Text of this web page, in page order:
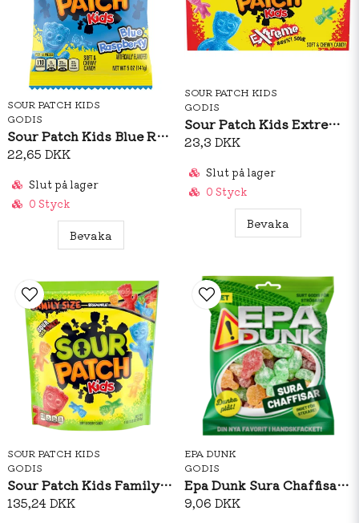
SOUR PATCH KIDS
GODIS
Sour Patch Kids Blue Raspberry 102g
22,65 DKK
Slut på lager
0 Styck
Bevaka
SOUR PATCH KIDS
GODIS
Sour Patch Kids Extreme Theatre Box 99g
23,3 DKK
Slut på lager
0 Styck
Bevaka
SOUR PATCH KIDS
GODIS
Sour Patch Kids Family Size 816g
135,24 DKK
EPA DUNK
GODIS
Epa Dunk Sura Chaffisar 80g
9,06 DKK